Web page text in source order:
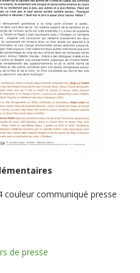
couleur communiqué presse
de presse